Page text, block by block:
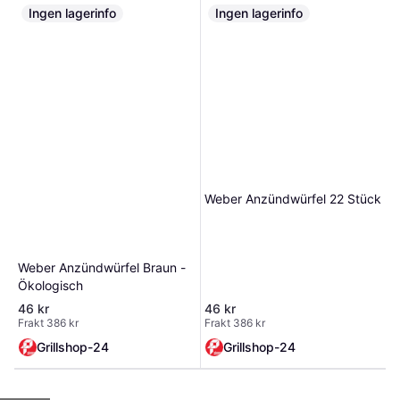
alternativ till traditionell
tändvätska. Perfekta för alla typer
Ingen lagerinfo
Weber Anzündwürfel Braun -
Ökologisch
46 kr
Frakt 386 kr
Grillshop-24
Ingen lagerinfo
Weber Anzündwürfel 22 Stück
46 kr
Frakt 386 kr
Grillshop-24